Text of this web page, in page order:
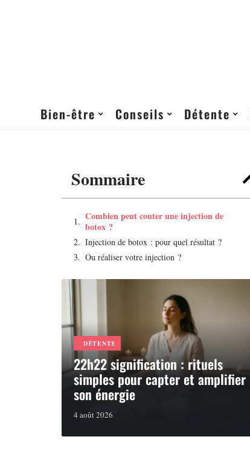
Bien-être Conseils Détente
Sommaire
Combien peut couter une injection de
botox ?
Injection de botox : pour quel résultat ?
Ou réaliser votre injection ?
DÉTENTE
22h22 signification : rituels
simples pour capter et amplifier
son énergie
4 août 2026